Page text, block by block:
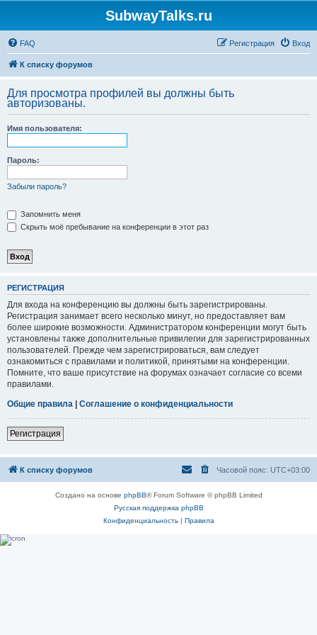
SubwayTalks.ru
FAQ Вход
Регистрация
К списку форумов
Для просмотра профилей вы должны быть
авторизованы.
Имя пользователя:
Пароль:
Забыли пароль?
Запомнить меня
Скрыть моё пребывание на конференции в этот раз
РЕГИСТРАЦИЯ
Для входа на конференцию вы должны быть зарегистрированы.
Регистрация занимает всего несколько минут, но предоставляет вам
более широкие возможности. Администратором конференции могут быть
установлены также дополнительные привилегии для зарегистрированных
пользователей. Прежде чем зарегистрироваться, вам следует
ознакомиться с правилами и политикой, принятыми на конференции.
Помните, что ваше присутствие на форумах означает согласие со всеми
правилами.
Общие правила | Соглашение о конфиденциальности
Регистрация
К списку форумов Часовой пояс: UTC+03:00
Создано на основе phpBB® Forum Software © phpBB Limited
Русская поддержка phpBB
Конфиденциальность| Правила